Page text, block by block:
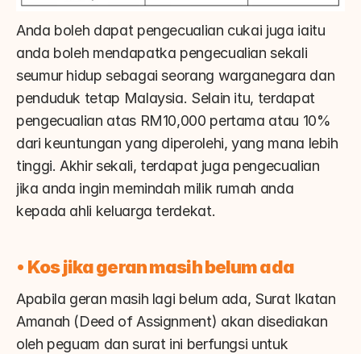
Anda boleh dapat pengecualian cukai juga iaitu
anda boleh mendapatka pengecualian sekali
seumur hidup sebagai seorang warganegara dan
penduduk tetap Malaysia. Selain itu, terdapat
pengecualian atas RM10,000 pertama atau 10%
dari keuntungan yang diperolehi, yang mana lebih
tinggi. Akhir sekali, terdapat juga pengecualian
jika anda ingin memindah milik rumah anda
kepada ahli keluarga terdekat.
• Kos jika geran masih belum ada
Apabila geran masih lagi belum ada, Surat Ikatan
Amanah (Deed of Assignment) akan disediakan
oleh peguam dan surat ini berfungsi untuk